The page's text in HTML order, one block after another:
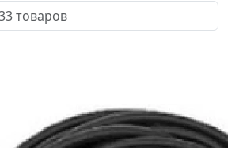
или артикулу